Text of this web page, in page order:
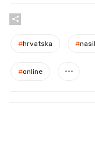
#hrvatska #
#online